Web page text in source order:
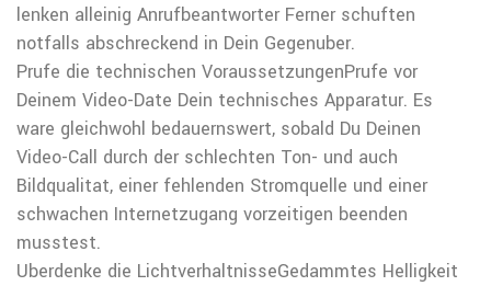
lenken alleinig Anrufbeantworter Ferner schuften
notfalls abschreckend in Dein Gegenuber.
Prufe die technischen VoraussetzungenPrufe vor
Deinem Video-Date Dein technisches Apparatur. Es
ware gleichwohl bedauernswert, sobald Du Deinen
Video-Call durch der schlechten Ton- und auch
Bildqualitat, einer fehlenden Stromquelle und einer
schwachen Internetzugang vorzeitigen beenden
musstest.
Uberdenke die LichtverhaltnisseGedammtes Helligkeit